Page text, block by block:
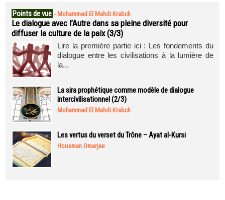
Points de vue - Mohammed El Mahdi Krabch
Le dialogue avec l’Autre dans sa pleine diversité pour
diffuser la culture de la paix (3/3)
Lire la première partie ici : Les fondements du
dialogue entre les civilisations à la lumière de
la...
La sira prophétique comme modèle de dialogue
intercivilisationnel (2/3)
Mohammed El Mahdi Krabch
Les vertus du verset du Trône – Ayat al-Kursi
Housman Omarjee